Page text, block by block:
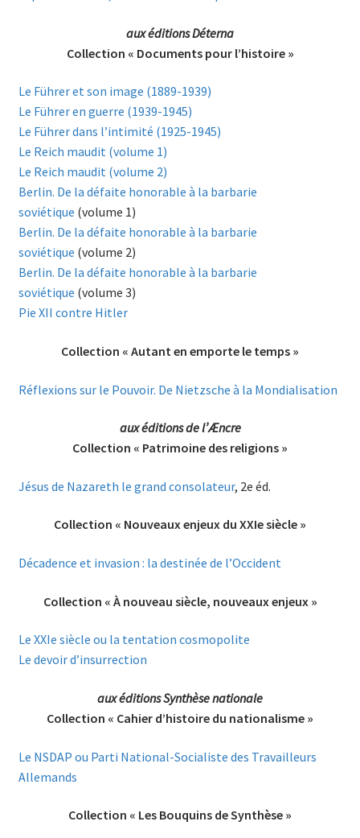
aux éditions Déterna
Collection « Documents pour l’histoire »
Le Führer et son image (1889-1939)
Le Führer en guerre (1939-1945)
Le Führer dans l’intimité (1925-1945)
Le Reich maudit (volume 1)
Le Reich maudit (volume 2)
Berlin. De la défaite honorable à la barbarie
soviétique (volume 1)
Berlin. De la défaite honorable à la barbarie
soviétique (volume 2)
Berlin. De la défaite honorable à la barbarie
soviétique (volume 3)
Pie XII contre Hitler
Collection « Autant en emporte le temps »
Réflexions sur le Pouvoir. De Nietzsche à la Mondialisation
aux éditions de l’Æncre
Collection « Patrimoine des religions »
Jésus de Nazareth le grand consolateur, 2e éd.
Collection « Nouveaux enjeux du XXIe siècle »
Décadence et invasion : la destinée de l’Occident
Collection « À nouveau siècle, nouveaux enjeux »
Le XXIe siècle ou la tentation cosmopolite
Le devoir d’insurrection
aux éditions Synthèse nationale
Collection « Cahier d’histoire du nationalisme »
Le NSDAP ou Parti National-Socialiste des Travailleurs
Allemands
Collection « Les Bouquins de Synthèse »